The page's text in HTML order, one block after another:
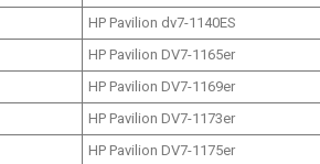
HP Pavilion dv7-1140ES
HP Pavilion DV7-1165er
HP Pavilion DV7-1169er
HP Pavilion DV7-1173er
HP Pavilion DV7-1175er